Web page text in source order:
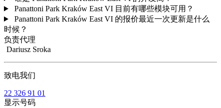
Panattoni Park Kraków East VI 目前有哪些模块可用？
Panattoni Park Kraków East VI 的报价最近一次更新是什么
时候？
负责代理
Dariusz Sroka
致电我们
22 326 91 01
显示号码